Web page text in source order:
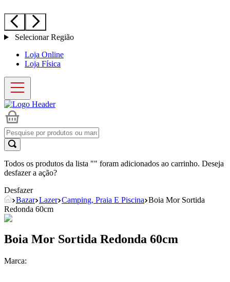
Selecionar Região
Loja Online
Loja Física
Todos os produtos da lista "" foram adicionados ao carrinho. Deseja
desfazer a ação?
Desfazer
Bazar Lazer Camping, Praia E Piscina Boia Mor Sortida
Redonda 60cm
Boia Mor Sortida Redonda 60cm
Marca: